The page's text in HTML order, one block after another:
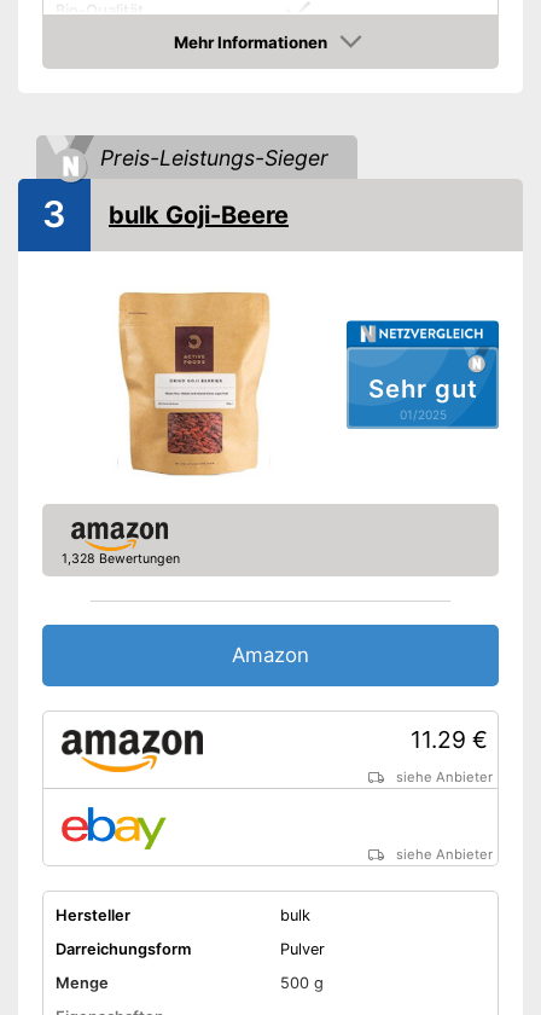
Bio-Qualität
Amazon Lieferzeit siehe Anbieter
Mehr Informationen
Amazon
Preis-Leistungs-Sieger
Sehr gut
01/2025
3 bulk Goji-Beere
1,328 Bewertungen
Amazon
11.29 €
siehe Anbieter
siehe Anbieter
Hersteller
bulk
Darreichungsform
Pulver
Menge
500 g